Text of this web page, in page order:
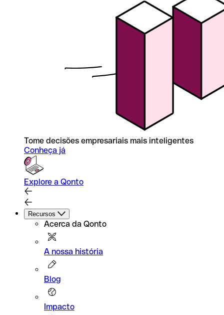
Tome decisões empresariais mais inteligentes
Conheça já
Explore a Qonto
Recursos
Acerca da Qonto
A nossa história
Blog
Impacto